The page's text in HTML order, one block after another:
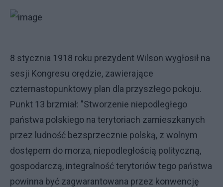
8 stycznia 1918 roku prezydent Wilson wygłosił na
sesji Kongresu orędzie, zawierające
czternastopunktowy plan dla przyszłego pokoju.
Punkt 13 brzmiał: "Stworzenie niepodległego
państwa polskiego na terytoriach zamieszkanych
przez ludność bezsprzecznie polską, z wolnym
dostępem do morza, niepodległością polityczną,
gospodarczą, integralność terytoriów tego państwa
powinna być zagwarantowana przez konwencję